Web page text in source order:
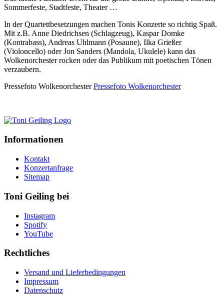
Sommerfeste, Stadtfeste, Theater …
In der Quartettbesetzungen machen Tonis Konzerte so richtig Spaß.
Mit z.B. Anne Diedrichsen (Schlagzeug), Kaspar Domke
(Kontrabass), Andreas Uhlmann (Posaune), Ilka Grießer
(Violoncello) oder Jon Sanders (Mandola, Ukulele) kann das
Wolkenorchester rocken oder das Publikum mit poetischen Tönen
verzaubern.
Pressefoto WolkenorchesterPressefoto Wolkenorchester
Informationen
Kontakt
Konzertanfrage
Sitemap
Toni Geiling bei
Instagram
Spotify
YouTube
Rechtliches
Versand und Lieferbedingungen
Impressum
Datenschutz